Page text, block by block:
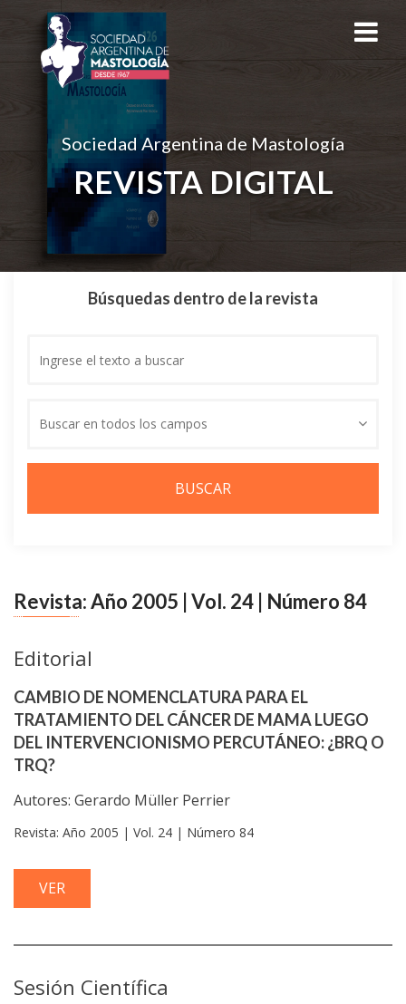
Sociedad Argentina de Mastología
REVISTA DIGITAL
Búsquedas dentro de la revista
Buscar en todos los campos
Revista: Año 2005 | Vol. 24 | Número 84
Editorial
CAMBIO DE NOMENCLATURA PARA EL
TRATAMIENTO DEL CÁNCER DE MAMA LUEGO
DEL INTERVENCIONISMO PERCUTÁNEO: ¿BRQ O
TRQ?
Autores: Gerardo Müller Perrier
Revista: Año 2005 | Vol. 24 | Número 84
VER
Sesión Científica